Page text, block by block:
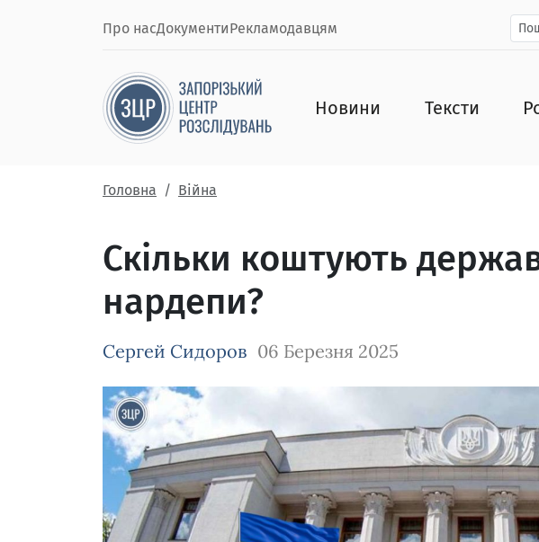
Про насДокументиРекламодавцям
Новини Тексти
Головна Війна
Скільки коштують
нардепи?
Сергей Сидоров 06 Березня 2025
Зображення завантажується